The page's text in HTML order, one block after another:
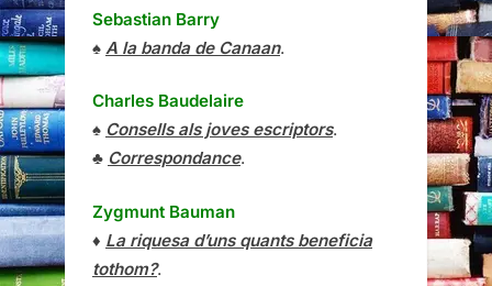
Sebastian Barry
♠ A la banda de Canaan.
Charles Baudelaire
♠ Consells als joves escriptors.
♣ Correspondance.
Zygmunt Bauman
♦ La riquesa d’uns quants beneficia
tothom?.